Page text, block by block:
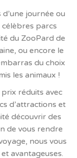
journée ou
célèbres parcs
du ZooPard de
ou encore le
du choix
les animaux !
réduits avec
d’attractions et
découvrir des
de vous rendre
nous vous
avantageuses.